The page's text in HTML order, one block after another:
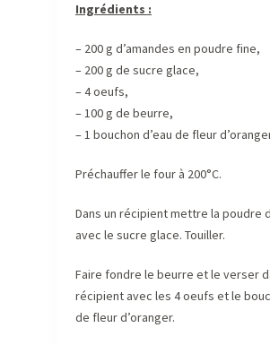
Ingrédients :
– 200 g d’amandes en poudre fine,
– 200 g de sucre glace,
– 4 oeufs,
– 100 g de beurre,
– 1 bouchon d’eau de fleur
Préchauffer le four à 200°C.
Dans un récipient mettre la poudre
avec le sucre glace. Touiller.
Faire fondre le beurre et le verser
récipient avec les 4 oeufs et le
de fleur d’oranger.